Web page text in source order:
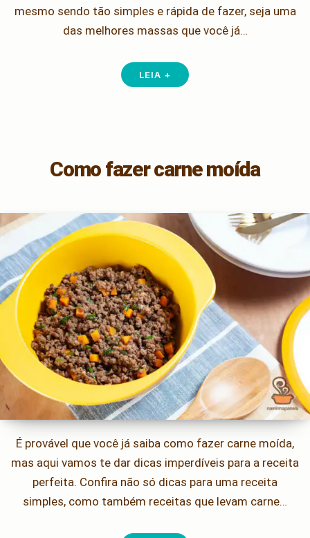
mesmo sendo tão simples e rápida de fazer, seja uma
das melhores massas que você já…
LEIA +
Como fazer carne moída
É provável que você já saiba como fazer carne moída,
mas aqui vamos te dar dicas imperdíveis para a receita
perfeita. Confira não só dicas para uma receita
simples, como também receitas que levam carne…